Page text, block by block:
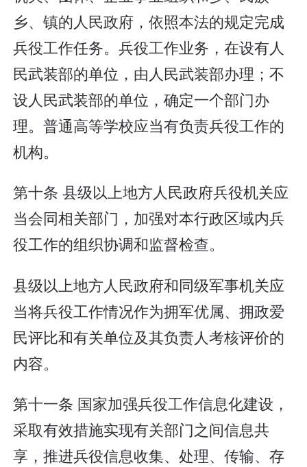
乡、镇的人民政府，依照本法的规定完成
兵役工作任务。兵役工作业务，在设有人
民武装部的单位，由人民武装部办理；不
设人民武装部的单位，确定一个部门办
理。普通高等学校应当有负责兵役工作的
机构。
第十条 县级以上地方人民政府兵役机关应
当会同相关部门，加强对本行政区域内兵
役工作的组织协调和监督检查。
县级以上地方人民政府和同级军事机关应
当将兵役工作情况作为拥军优属、拥政爱
民评比和有关单位及其负责人考核评价的
内容。
第十一条 国家加强兵役工作信息化建设，
采取有效措施实现有关部门之间信息共
享，推进兵役信息收集、处理、传输、存